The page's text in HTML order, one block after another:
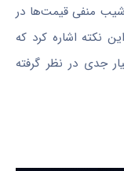
شیب منفی قیمت‌ها در
نکته اشاره کرد که
جدی در نظر گرفته